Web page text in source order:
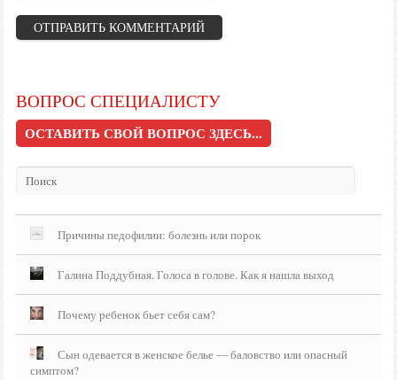
ВОПРОС СПЕЦИАЛИСТУ
ОСТАВИТЬ СВОЙ ВОПРОС ЗДЕСЬ...
Причины педофилии: болезнь или порок
Галина Поддубная. Голоса в голове. Как я нашла выход
Почему ребенок бьет себя сам?
Сын одевается в женское белье — баловство или опасный
симптом?